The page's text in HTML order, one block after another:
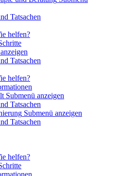
Tatsachen
helfen?
Tatsachen
helfen?
Submenü anzeigen
Tatsachen
Submenü anzeigen
Tatsachen
helfen?